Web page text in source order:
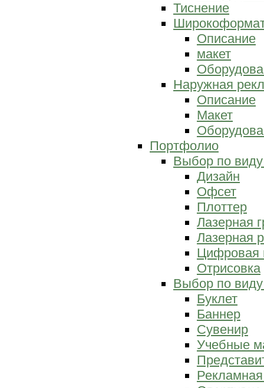
Тиснение
Описание
макет
Наружная
Описание
Макет
Портфолио
Выбор по
Дизайн
Офсет
Плоттер
Лазерная
Лазерная
Цифровая
Отрисовка
Выбор по
Буклет
Баннер
Сувенир
Учебные